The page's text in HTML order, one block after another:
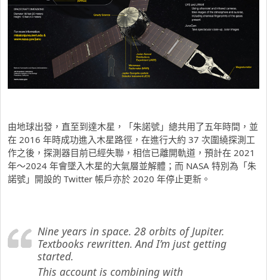
由地球出發，直至到達木星，「朱諾號」總共用了五年時間，並
在 2016 年時成功進入木星路徑，在進行大約 37 次圍繞探測工
作之後，探測器目前已經失聯，相信已離開軌道，預計在 2021
年～2024 年會墜入木星的大氣層並解體；而 NASA 特別為「朱
諾號」開設的 Twitter 帳戶亦於 2020 年停止更新。
Nine years in space. 28 orbits of Jupiter.
Textbooks rewritten. And I’m just getting
started.
This account is combining with